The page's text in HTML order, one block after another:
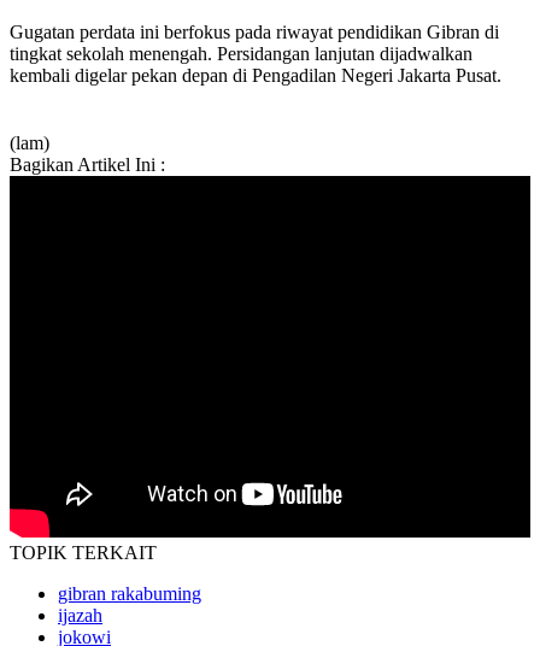
Gugatan perdata ini berfokus pada riwayat pendidikan Gibran di
tingkat sekolah menengah. Persidangan lanjutan dijadwalkan
kembali digelar pekan depan di Pengadilan Negeri Jakarta Pusat.
(lam)
Bagikan Artikel Ini :
TOPIK TERKAIT
gibran rakabuming
ijazah
jokowi